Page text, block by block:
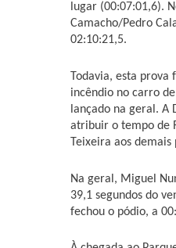
lugar (00:07:01,6).
Camacho/Pedro
02:10:21,5.
Todavia, esta
incêndio no carro
lançado na geral. A
atribuir o tempo de
Teixeira aos demais
Na geral, Miguel
39,1 segundos do
fechou o pódio, a